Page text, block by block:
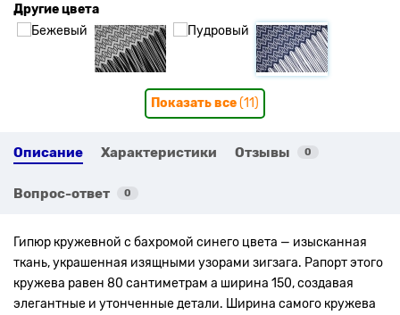
Другие цвета
Показать все(11)
Описание Характеристики Отзывы 0
Вопрос-ответ 0
Гипюр кружевной с бахромой синего цвета — изысканная
ткань, украшенная изящными узорами зигзага. Рапорт этого
кружева равен 80 сантиметрам а ширина 150, создавая
элегантные и утонченные детали. Ширина самого кружева